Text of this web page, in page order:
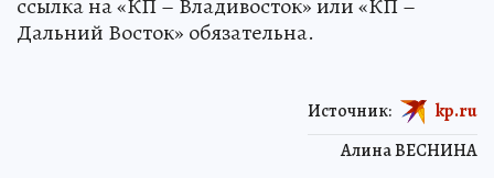
ссылка на «КП – Владивосток» или «КП –
Дальний Восток» обязательна.
Алина ВЕСНИНА
Источник: kp.ru